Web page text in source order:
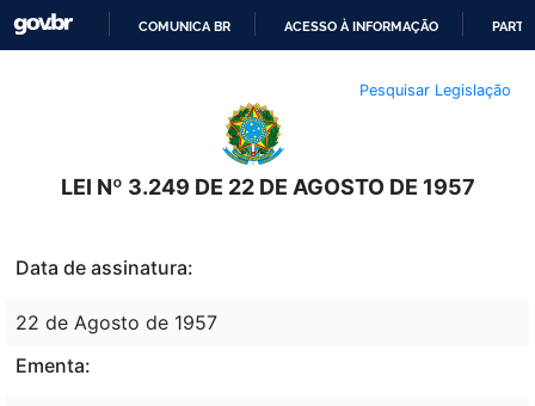
O
CONTEÚDO
COMUNICA BR ACESSO À INFORMAÇÃO
Pesquisar Legislação
LEI Nº 3.249 DE 22 DE AGOSTO DE 1957
Data de assinatura:
22 de Agosto de 1957
Ementa: